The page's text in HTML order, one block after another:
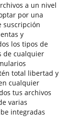
a un nivel
por una
suscripción
y
los tipos de
de cualquier
total libertad y
cualquier
tus archivos
varias
integradas